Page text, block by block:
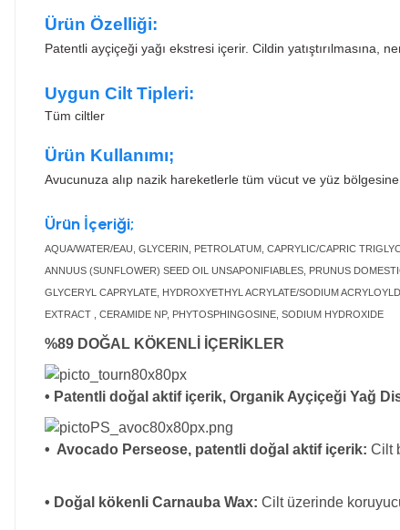
Ürün Özelliği:
Patentli ayçiçeği yağı ekstresi içerir. Cildin yatıştırılmasına,
Uygun Cilt Tipleri:
Tüm ciltler
Ürün Kullanımı;
Avucunuza alıp nazik hareketlerle tüm vücut ve yüz
Ürün İçeriği;
AQUA/WATER/EAU, GLYCERIN, PETROLATUM, CAPRYLIC/CAPRIC
ANNUUS (SUNFLOWER) SEED OIL UNSAPONIFIABLES, PRUNUS
GLYCERYL CAPRYLATE, HYDROXYETHYL ACRYLATE/SODIUM
EXTRACT , CERAMIDE NP, PHYTOSPHINGOSINE, SODIUM HYDROXIDE
%89 DOĞAL KÖKENLİ İÇERİKLER
• Patentli doğal aktif içerik, Organik Ayçiçeği Yağ
• Avocado Perseose, patentli doğal aktif içerik: Cilt
• Doğal kökenli Carnauba Wax: Cilt üzerinde